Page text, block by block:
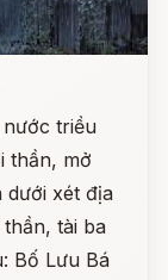
triều
thần, mở
dưới xét địa
tài ba
Bố Lưu Bá